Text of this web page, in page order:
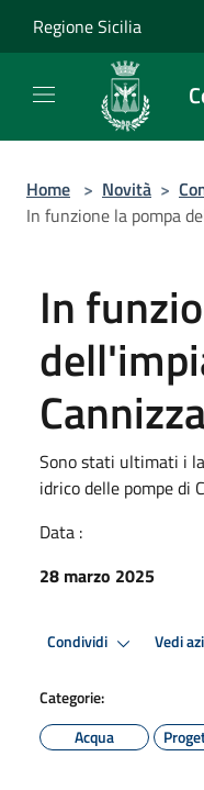
Regione Sicilia
Home > Novità >
In funzione la pompa
In
Sono stati ultimati i
idrico delle pompe di
Data :
28 marzo 2025
Condividi Vedi
Categorie:
Acqua